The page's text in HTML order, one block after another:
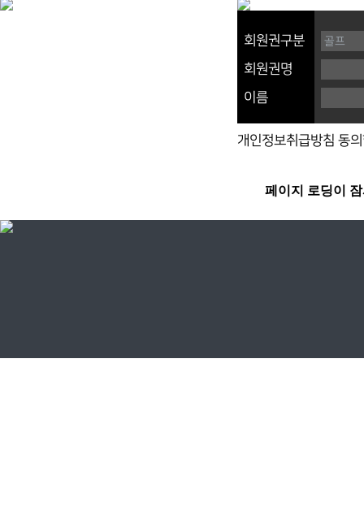
회원권구분
회원권명
이름
개인정보취급방침 동